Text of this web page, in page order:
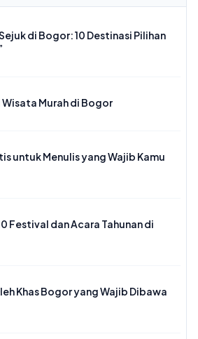
di Bogor: 10 Destinasi Pilihan
Wisata Murah di Bogor
untuk Menulis yang Wajib Kamu
Festival dan Acara Tahunan di
Khas Bogor yang Wajib Dibawa